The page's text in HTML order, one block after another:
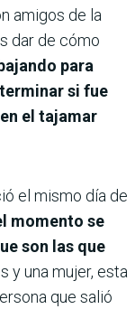
amigos de la
dar de cómo
para
si fue
el tajamar
el mismo día de
momento se
son las que
y una mujer, esta
que salió